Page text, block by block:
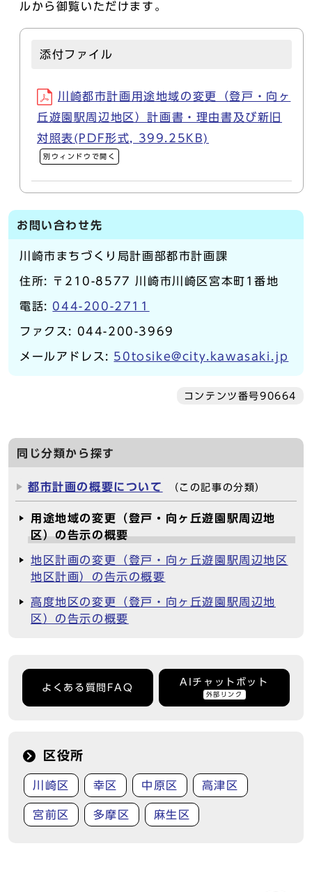
ルから御覧いただけます。
添付ファイル
川崎都市計画用途地域の変更（登戸・向ヶ
丘遊園駅周辺地区）計画書・理由書及び新旧
対照表(PDF形式, 399.25KB)
別ウィンドウで開く
お問い合わせ先
川崎市まちづくり局計画部都市計画課
住所: 〒210-8577 川崎市川崎区宮本町1番地
電話: 044-200-2711
ファクス: 044-200-3969
メールアドレス: 50tosike@city.kawasaki.jp
コンテンツ番号90664
同じ分類から探す
都市計画の概要について （この記事の分類）
用途地域の変更（登戸・向ヶ丘遊園駅周辺地
区）の告示の概要
地区計画の変更（登戸・向ヶ丘遊園駅周辺地区
地区計画）の告示の概要
高度地区の変更（登戸・向ヶ丘遊園駅周辺地
区）の告示の概要
よくある質問FAQ
AIチャットボット
外部リンク
区役所
川崎区 幸区 中原区 高津区
宮前区 多摩区 麻生区